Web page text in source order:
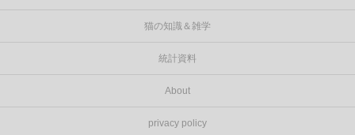
猫の知識＆雑学
統計資料
About
privacy policy